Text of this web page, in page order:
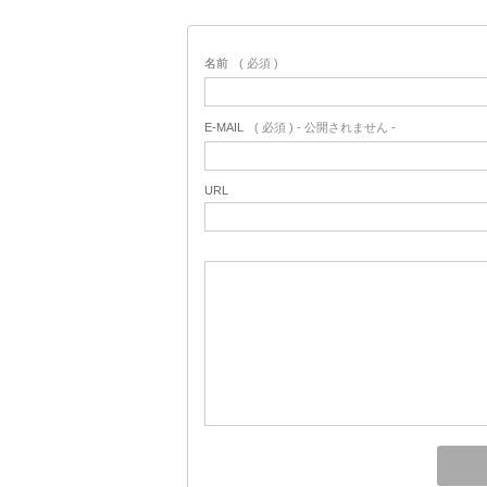
名前 ( 必須 )
E-MAIL ( 必須 ) - 公開されません -
URL